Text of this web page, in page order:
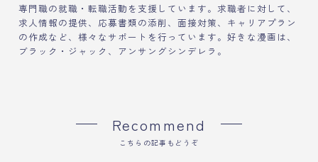
専門職の就職・転職活動を支援しています。求職者に対して、
求人情報の提供、応募書類の添削、面接対策、キャリアプラン
の作成など、様々なサポートを行っています。好きな漫画は、
ブラック・ジャック、アンサングシンデレラ。
Recommend
こちらの記事もどうぞ